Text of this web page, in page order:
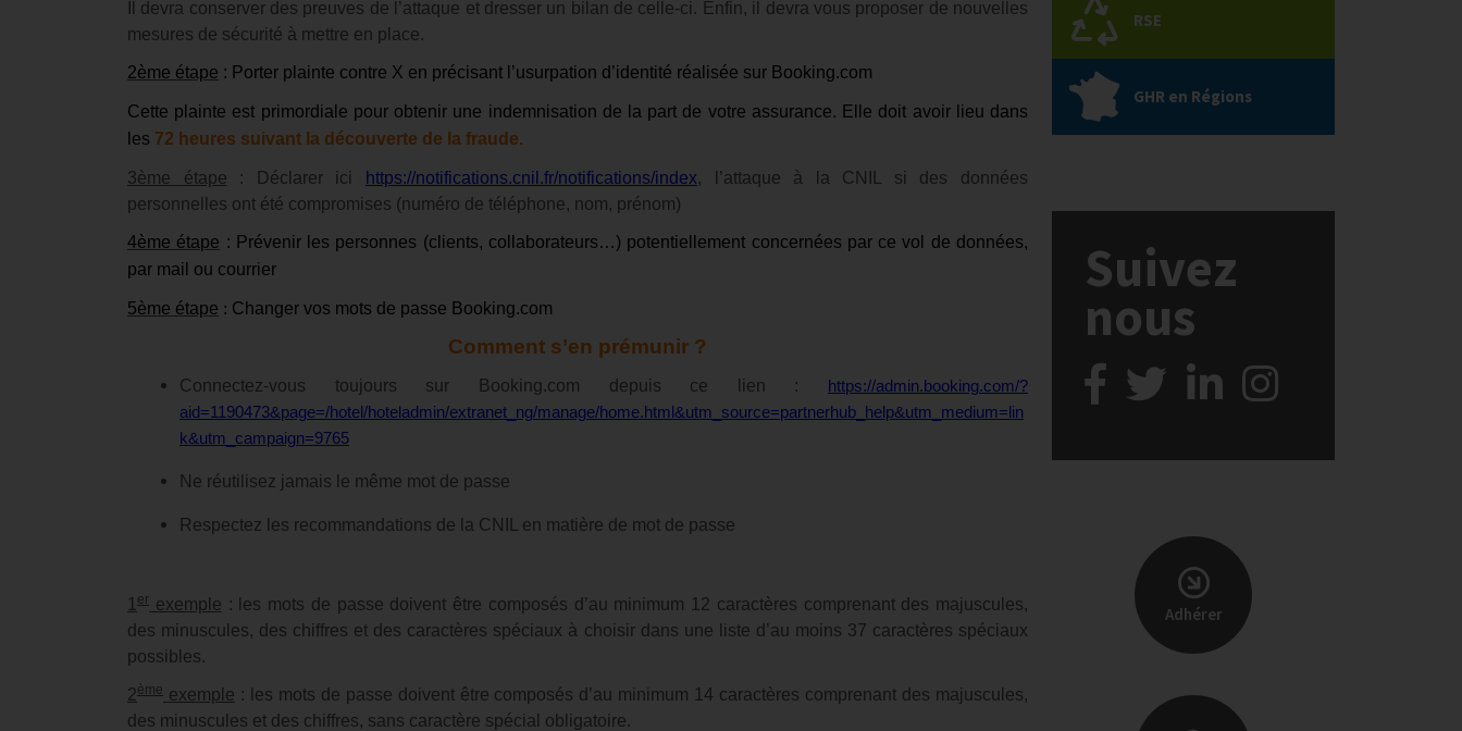
Il devra conserver des preuves de l’attaque et dresser un bilan de celle-ci. Enfin, il devra vous proposer de nouvelles
mesures de sécurité à mettre en place.
2ème étape : Porter plainte contre X en précisant l’usurpation d’identité réalisée sur Booking.com
Cette plainte est primordiale pour obtenir une indemnisation de la part de votre assurance. Elle doit avoir lieu dans
les 72 heures suivant la découverte de la fraude.
3ème étape : Déclarer ici https://notifications.cnil.fr/notifications/index, l’attaque à la CNIL si des données
personnelles ont été compromises (numéro de téléphone, nom, prénom)
4ème étape : Prévenir les personnes (clients, collaborateurs…) potentiellement concernées par ce vol de données,
par mail ou courrier
5ème étape : Changer vos mots de passe Booking.com
Comment s’en prémunir ?
Connectez-vous toujours sur Booking.com depuis ce lien :
https://admin.booking.com/?
aid=1190473&page=/hotel/hoteladmin/extranet_ng/manage/home.html&utm_source=partnerhub_help&utm_medium=lin
k&utm_campaign=9765
Ne réutilisez jamais le même mot de passe
Respectez les recommandations de la CNIL en matière de mot de passe
1 er exemple : les mots de passe doivent être composés d’au minimum 12 caractères comprenant des majuscules,
des minuscules, des chiffres et des caractères spéciaux à choisir dans une liste d’au moins 37 caractères spéciaux
possibles.
2ème exemple : les mots de passe doivent être composés d’au minimum 14 caractères comprenant des majuscules,
des minuscules et des chiffres, sans caractère spécial obligatoire.
RSE
GHR en Régions
Suivez
nous
Adhérer